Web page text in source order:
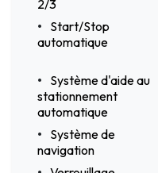
2/3
Start/Stop
automatique
Système d'aide au
stationnement
automatique
Système de
navigation